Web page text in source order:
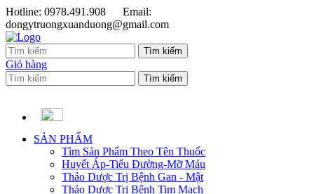
Hotline: 0978.491.908
Email:
dongytruongxuanduong@gmail.com
Giỏ hàng
SẢN PHẨM
Tìm Sản Phẩm Theo Tên Thuốc
Huyết Áp-Tiểu Đường-Mỡ Máu
Thảo Dược Trị Bệnh Gan - Mật
Thảo Dược Trị Bệnh Tim Mạch